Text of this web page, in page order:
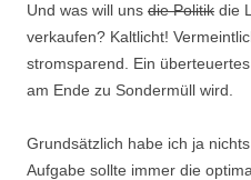
Und was will uns die Politik die
verkaufen? Kaltlicht!
stromsparend. Ein
am Ende zu Sondermüll wird.
Grundsätzlich habe ich ja
Aufgabe sollte immer die